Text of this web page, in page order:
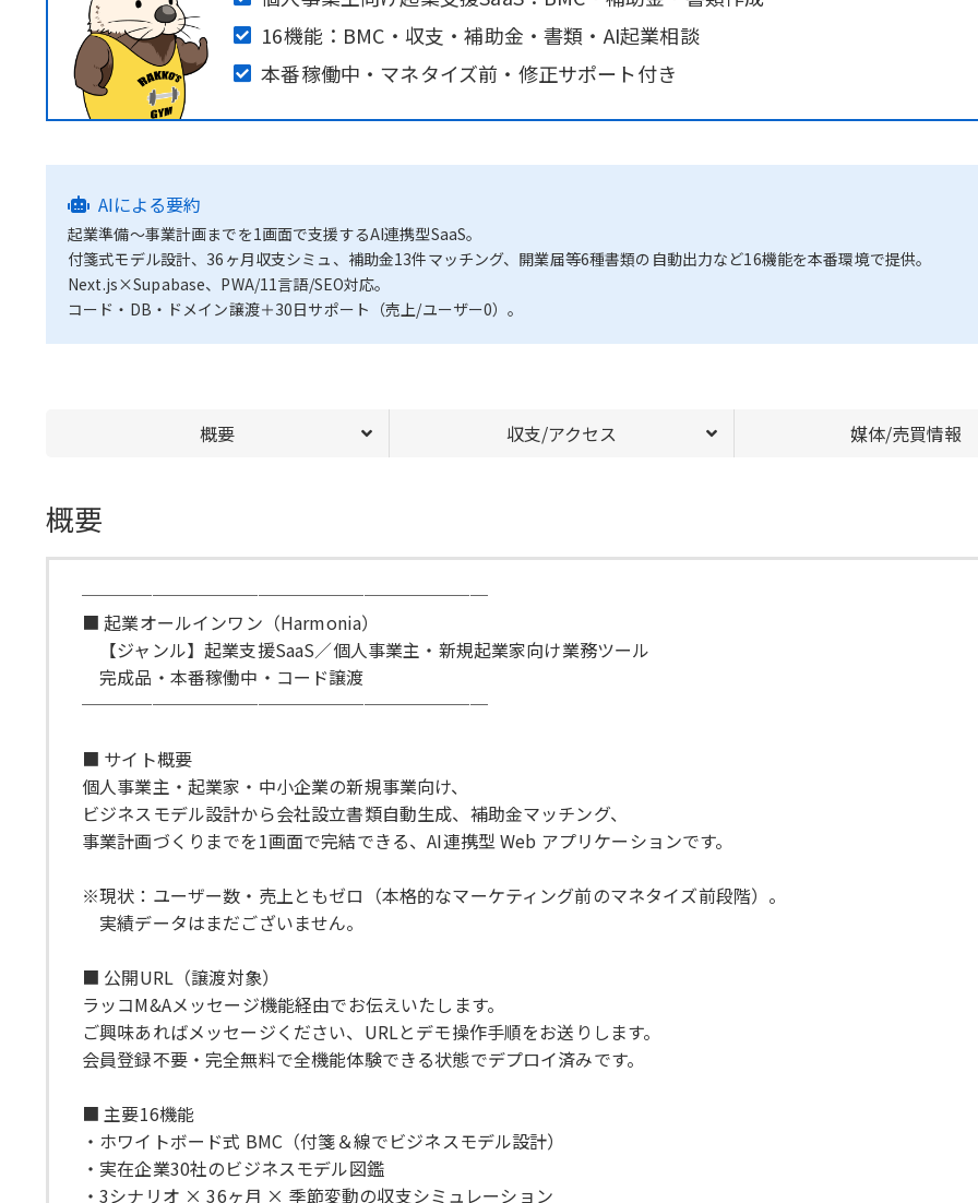
16機能：BMC・収支・補助金・書類・AI起業相談
本番稼働中・マネタイズ前・修正サポート付き
AIによる要約
起業準備〜事業計画までを1画面で支援するAI連携型SaaS。
付箋式モデル設計、36ヶ月収支シミュ、補助金13件マッチング、開業届等6種書類の自動出力など16機能を本番環境で提供。
Next.js×Supabase、PWA/11言語/SEO対応。
コード・DB・ドメイン譲渡＋30日サポート（売上/ユーザー0）。
概要 収支/アクセス 媒体/売買情報
概要
───────────────────────
■ 起業オールインワン（Harmonia）
【ジャンル】起業支援SaaS／個人事業主・新規起業家向け業務ツール
完成品・本番稼働中・コード譲渡
───────────────────────
■ サイト概要
個人事業主・起業家・中小企業の新規事業向け、
ビジネスモデル設計から会社設立書類自動生成、補助金マッチング、
事業計画づくりまでを1画面で完結できる、AI連携型 Web アプリケーションです。
※現状：ユーザー数・売上ともゼロ（本格的なマーケティング前のマネタイズ前段階）。
実績データはまだございません。
■ 公開URL（譲渡対象）
ラッコM&Aメッセージ機能経由でお伝えいたします。
ご興味あればメッセージください、URLとデモ操作手順をお送りします。
会員登録不要・完全無料で全機能体験できる状態でデプロイ済みです。
■ 主要16機能
・ホワイトボード式 BMC（付箋＆線でビジネスモデル設計）
・実在企業30社のビジネスモデル図鑑
・3シナリオ × 36ヶ月 × 季節変動の収支シミュレーション